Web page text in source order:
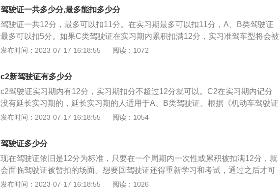
予行政处罚外，实行道路交通安全违法行为累积记分制度，记分周期为12个月，
满分为12分。驾驶证全称为机动车驾驶证，又作驾照，依照法律机动车辆驾驶人
员所需申领的证照，驾驶机动车需要一定的驾驶技能，缺少这种技能的如果随意
驾驶机动车，就有可能发生交通事故，无证不能上路行驶，但对于已具备安全驾
驶技术的人他们在道路上驾驶车辆，这种允许的证件就是驾驶证。
驾驶证一共多少分,最多能扣多少分
驾驶证一共12分，最多可以扣11分。在实习期最多可以扣11分，A、B类驾驶证
最多可以扣5分。如果C类驾驶证在实习期内累积扣满12分，实习准驾车型将会被
注销；也就是说，就是驾驶人需要重新缴费、重新申领驾驶证、重新考试。A、B
果在延长的实习期内再次累积扣满6分，但不满12分，会注销实习准驾车型。如
果实习准驾车型不是最高准驾车型，那么最高的准驾车型将会被注销。驾驶证无
论是实习期还是正式期、或者是增驾，都只有12分。对于增驾，并不等于有两本
驾驶证，增驾是在原有的驾驶证上增加新的准驾车型，所有的准驾车型是共用12
分的。驾驶证分扣完的办法：C类驾驶证如果在一个记分周期内被扣满12分，驾
法行为地公安机关交通管理部门参加为期七天的道路交通安全法律、法规和相关
知识学习。二十日内进行科目一考试，考试合格的记分清除，发还驾驶证。考试
通过记分予以清除并返还驾驶证，否则将继续参加学习、继续考试。A、B类驾驶
在15日内到指定地方办理降级换证手续。
发布时间：2023-07-17 16:18:55 阅读：1072
c2新驾驶证有多少分
c2驾驶证实习期内有12分，实习期扣分不超过12分就可以。C2在实习期内记分
没有延长实习期的，延长实习期的人适用于A、B类驾驶证。根据《机动车驾驶证
申领和使用规定》，机动车驾驶人在实习期内发生的道路交通安全违法行为被记
定》，机动车驾驶人初次取得汽车类准驾车型或者初次取得摩托车类准驾车型后
的12个月为实习期。在实习期内驾驶机动车的，应当在车身后部粘贴或者悬挂统
一式样的实习标志。机动车驾驶人在实习期内不得驾驶公共汽车、营运客车或者
执行任务的警车、消防车、救护车、工程救险车以及载有爆炸物品、易燃易爆化
学物品、剧毒或者放射性等危险物品的机动车；驾驶的机动车不得牵引挂车。驾
发布时间：2023-07-17 16:18:55 阅读：1054
驾驶证多少分
现在驾驶证依旧是12分为标准，只要在一个周期内一次性或累积被扣满12分，就
会面临驾驶证被暂扣的场面。想要回驾驶证还得重新学习和考试，通过之后才可
免除记分。当然驾驶证也有18分的情况，参加学法减分教育活动，一个周期内最
发布时间：2023-07-17 16:18:55 阅读：1026